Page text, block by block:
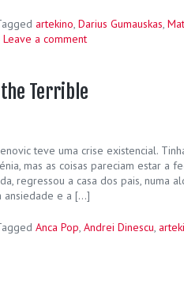
artekino, Darius Gumauskas,
Leave a comment
the Terrible
teve uma crise existencial.
mas as coisas pareciam estar a
regressou a casa dos pais, numa
ansiedade e a […]
Anca Pop, Andrei Dinescu,